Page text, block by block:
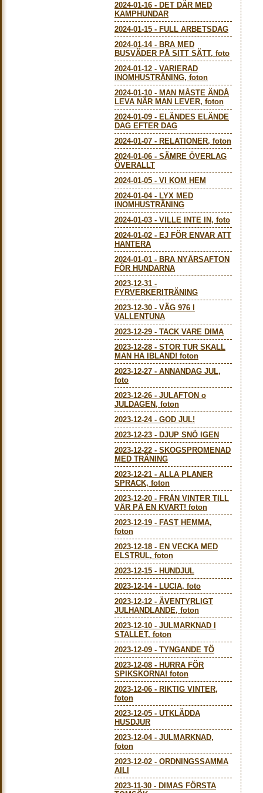
2024-01-16 - DET DÄR MED
KAMPHUNDAR
2024-01-15 - FULL ARBETSDAG
2024-01-14- BRA MED
BUSVÄDER PÅ SITT SÄTT, foto
2024-01-12 - VARIERAD
INOMHUSTRÄNING, foton
2024-01-10 - MAN MÅSTE ÄNDÅ
LEVA NÄR MAN LEVER, foton
2024-01-09 - ELÄNDES ELÄNDE
DAG EFTER DAG
2024-01-07 - RELATIONER, foton
2024-01-06 - SÄMRE ÖVERLAG
ÖVERALLT
2024-01-05 - VI KOM HEM
2024-01-04- LYX MED
INOMHUSTRÄNING
2024-01-03 - VILLE INTE IN, foto
2024-01-02 - EJ FÖR ENVAR ATT
HANTERA
2024-01-01 - BRA NYÅRSAFTON
FÖR HUNDARNA
2023-12-31 -
FYRVERKERITRÄNING
2023-12-30 - VÄG 976 I
VALLENTUNA
2023-12-29 - TACK VARE DIMA
2023-12-28 - STOR TUR SKALL
MAN HA IBLAND! foton
2023-12-27 - ANNANDAG JUL,
foto
2023-12-26 - JULAFTON o
JULDAGEN, foton
2023-12-24- GOD JUL!
2023-12-23 - DJUP SNÖ IGEN
2023-12-22 - SKOGSPROMENAD
MED TRÄNING
2023-12-21 - ALLA PLANER
SPRACK, foton
2023-12-20 - FRÅN VINTER TILL
VÅR PÅ EN KVART! foton
2023-12-19 - FAST HEMMA,
foton
2023-12-18 - EN VECKA MED
ELSTRUL, foton
2023-12-15 - HUNDJUL
2023-12-14- LUCIA, foto
2023-12-12 - ÄVENTYRLIGT
JULHANDLANDE, foton
2023-12-10 - JULMARKNAD I
STALLET, foton
2023-12-09 - TYNGANDE TÖ
2023-12-08 - HURRA FÖR
SPIKSKORNA! foton
2023-12-06 - RIKTIG VINTER,
foton
2023-12-05 - UTKLÄDDA
HUSDJUR
2023-12-04- JULMARKNAD,
foton
2023-12-02 - ORDNINGSSAMMA
AILI
2023-11-30 - DIMAS FÖRSTA